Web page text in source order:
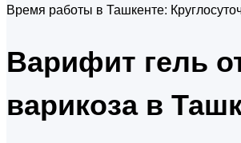
Время работы в Ташкенте:
Варифит гель
варикоза в